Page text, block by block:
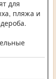
для
пляжа и